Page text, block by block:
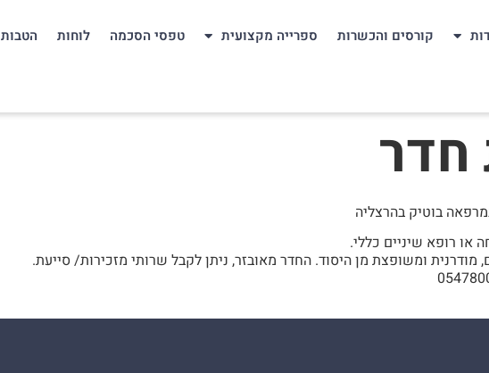
קורסים והכשרות ספרייה מקצועית טפסי הסכמה לוחות הטבות
בוטיק בהרצליה
רופא שיניים כללי.
מודרנית ומשופצת מן היסוד. החדר מאובזר, ניתן לקבל שרותי מזכירות/ סייעת.